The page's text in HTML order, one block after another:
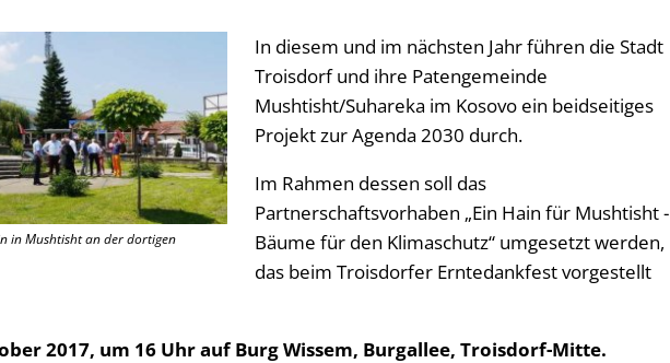
in Mushtisht an der dortigen
In diesem und im nächsten Jahr führen die Stadt
Troisdorf und ihre Patengemeinde
Mushtisht/Suhareka im Kosovo ein beidseitiges
Projekt zur Agenda 2030 durch.
Im Rahmen dessen soll das
Partnerschaftsvorhaben „Ein Hain für Mushtisht -
Bäume für den Klimaschutz“ umgesetzt werden,
das beim Troisdorfer Erntedankfest vorgestellt
2017, um 16 Uhr auf Burg Wissem, Burgallee, Troisdorf-Mitte.